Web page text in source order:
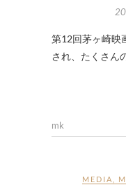
第12回茅ヶ崎映
され、たくさん
mk
MEDIA